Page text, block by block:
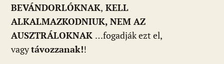
BEVÁNDORLÓKNAK, KELL
ALKALMAZKODNIUK, NEM AZ
AUSZTRÁLOKNAK …fogadják ezt el,
vagytávozzanak!!